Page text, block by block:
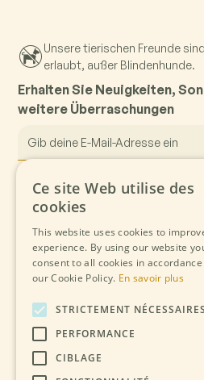
Unsere tierischen Freunde
erlaubt, außer Blindenhunde.
Erhalten Sie Neuigkeiten,
weitere Überraschungen
Wenn Sie sich anmelden, stimmen
Ce site Web utilise des
cookies
This website uses cookies to
experience. By using our website
consent to all cookies in
our Cookie Policy. En savoir plus
STRICTEMENT NÉCESSAIRES
PERFORMANCE
CIBLAGE